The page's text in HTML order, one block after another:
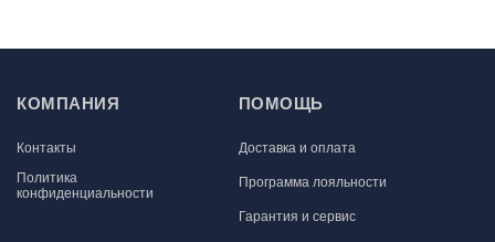
КОМПАНИЯ
Контакты
Политика
конфиденциальности
ПОМОЩЬ
Доставка и оплата
Программа лояльности
Гарантия и сервис